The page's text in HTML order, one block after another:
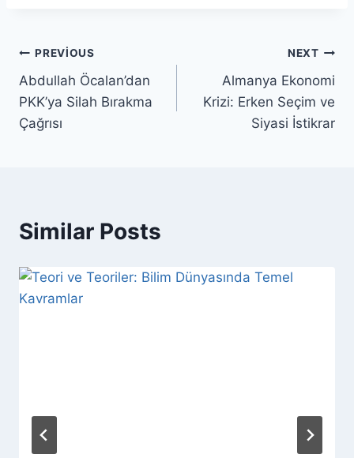
Yazı
gezinmesi
PREVIOUS
Abdullah Öcalan’dan
PKK’ya Silah Bırakma
Çağrısı
NEXT
Almanya Ekonomi
Krizi: Erken Seçim ve
Siyasi İstikrar
Similar Posts